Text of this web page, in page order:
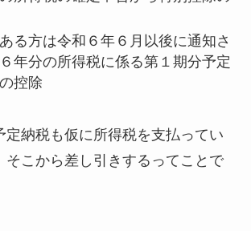
る方は令和６年６月以後に通知さ
年分の所得税に係る第１期分予定
控除
定納税も仮に所得税を支払ってい
そこから差し引きするってことで